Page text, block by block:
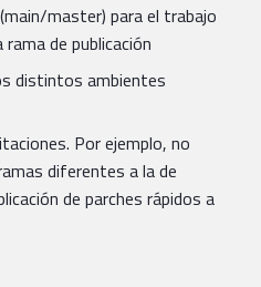
master) para el trabajo
de publicación
distintos ambientes
Por ejemplo, no
diferentes a la de
de parches rápidos a